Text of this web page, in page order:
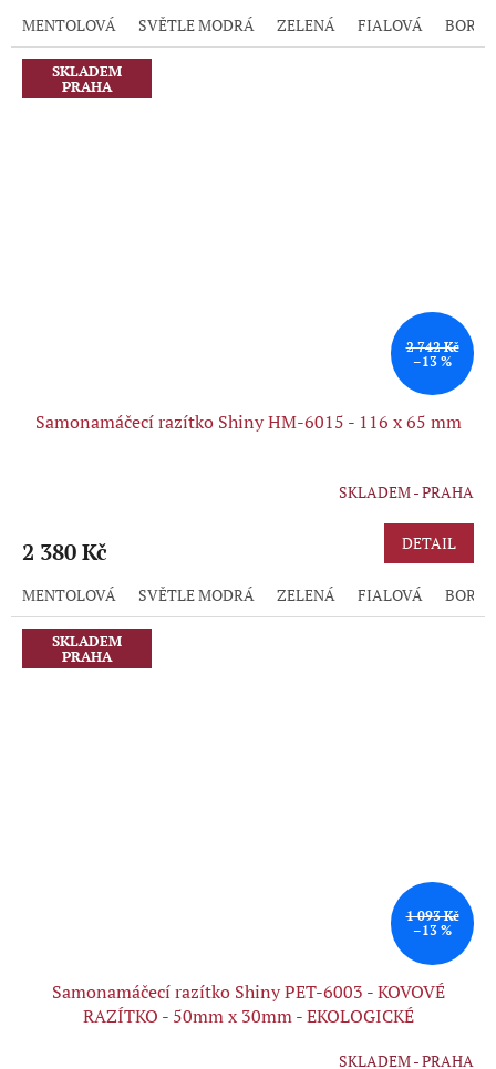
z
5
hvězdiček.
MENTOLOVÁ SVĚTLE MODRÁ ZELENÁ FIALOVÁ
SKLADEM
PRAHA
2 742 Kč
–13 %
Samonamáčecí razítko Shiny HM-6015 - 116 x 65 mm
je
z
5
hvězdiček.
SKLADEM - PRAHA
2 380 Kč DETAIL
MENTOLOVÁ SVĚTLE MODRÁ ZELENÁ FIALOVÁ
SKLADEM
PRAHA
1 093 Kč
–13 %
Samonamáčecí razítko Shiny PET-6003 - KOVOVÉ
RAZÍTKO - 50mm x 30mm - EKOLOGICKÉ
SKLADEM - PRAHA